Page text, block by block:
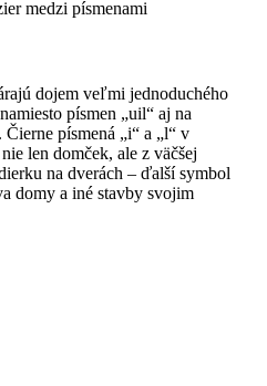
medzi písmenami
dojem veľmi jednoduchého
písmen „uil“ aj na
písmená „i“ a „l“ v
len domček, ale z väčšej
na dverách – ďalší symbol
domy a iné stavby svojim